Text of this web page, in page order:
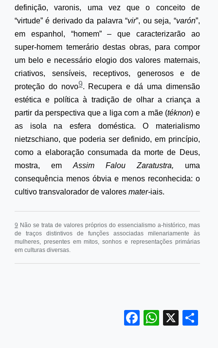
definição, varonis, uma vez que o conceito de
“virtude” é derivado da palavra “vir”, ou seja, “varón”,
em espanhol, “homem” – que caracterizarão ao
super-homem temerário destas obras, para compor
um belo e necessário elogio dos valores maternais,
criativos, sensíveis, receptivos, generosos e de
proteção do novo9. Recupera e dá uma dimensão
estética e política à tradição de olhar a criança a
partir da perspectiva que a liga com a mãe (téknon) e
as isola na esfera doméstica. O materialismo
nietzschiano, que poderia ser definido, em princípio,
como a elaboração consumada da morte de Deus,
mostra, em Assim Falou Zaratustra, uma
consequência menos óbvia e menos reconhecida: o
cultivo transvalorador de valores mater-iais.
9 Não se trata de valores próprios do essencialismo a-histórico, mas
de traços distintivos de funções associadas milenariamente às
mulheres, presentes em mitos, sonhos e representações primárias
em culturas diversas.
Facebook
X